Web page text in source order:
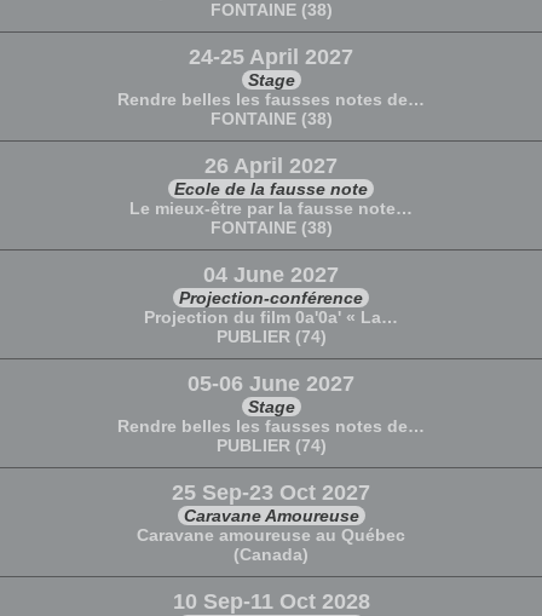
FONTAINE (38)
24-25 April 2027
Stage
Rendre belles les fausses notes de…
FONTAINE (38)
26 April 2027
Ecole de la fausse note
Le mieux-être par la fausse note…
FONTAINE (38)
04 June 2027
Projection-conférence
Projection du film 0a'0a' « La…
PUBLIER (74)
05-06 June 2027
Stage
Rendre belles les fausses notes de…
PUBLIER (74)
25 Sep-23 Oct 2027
Caravane Amoureuse
Caravane amoureuse au Québec
(Canada)
10 Sep-11 Oct 2028